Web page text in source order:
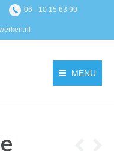
06 - 10 15 63 99
MENU